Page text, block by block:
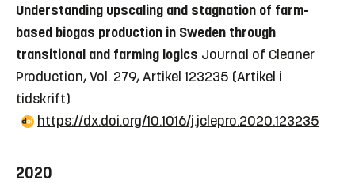
Understanding upscaling and stagnation of farm-
based biogas production in Sweden through
transitional and farming logics Journal of Cleaner
Production, Vol. 279, Artikel 123235 (Artikel i
tidskrift)
https://dx.doi.org/10.1016/j.jclepro.2020.123235
2020